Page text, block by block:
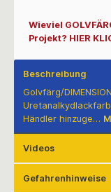
Wieviel
Projekt? HIER
Beschreibung
Golvfärg/
Händler hinzuge…
Videos
Gefahrenhinweise